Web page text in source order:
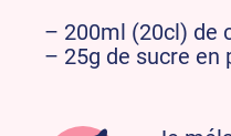
– 200ml (20cl) de
– 25g de sucre en